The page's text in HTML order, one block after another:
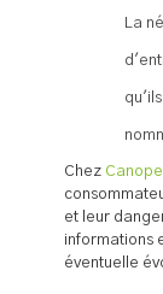
La
Chez
et leur
informations
éventuelle